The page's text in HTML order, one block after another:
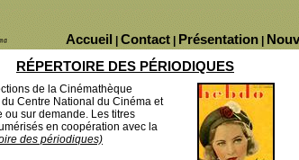
Présentation
Contact
Accueil
RÉPERTOIRE DES PÉRIODIQUES
de la Cinémathèque
Centre National du Cinéma et
sur demande. Les titres
en coopération avec la
des périodiques)